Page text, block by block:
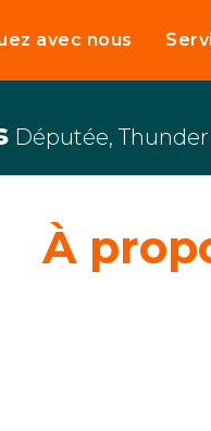
avec nous
Députée,
À